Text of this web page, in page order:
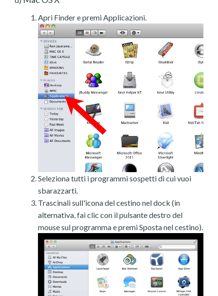
Apri Finder e premi Applicazioni.
Seleziona tutti i programmi sospetti di cui vuoi
sbarazzarti.
Trascinali sull'icona del cestino nel dock (in
alternativa, fai clic con il pulsante destro del
mouse sul programma e premi Sposta nel cestino).